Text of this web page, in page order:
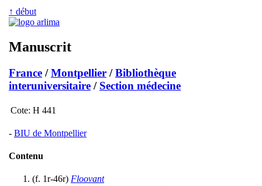
↑ début
Manuscrit
France /Montpellier /Bibliothèque
interuniversitaire / Section médecine
Cote: H 441
- BIU de Montpellier
Contenu
(f. 1r-46r) Floovant